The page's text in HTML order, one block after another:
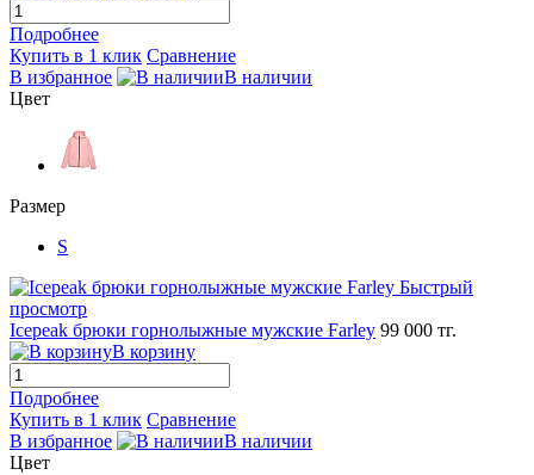
Подробнее
Купить в 1 клик Сравнение
В избранное
В наличии
Цвет
Размер
S
Быстрый
просмотр
Icepeak брюки горнолыжные мужские Farley 99 000 тг.
В корзину
Подробнее
Купить в 1 клик Сравнение
В избранное
В наличии
Цвет